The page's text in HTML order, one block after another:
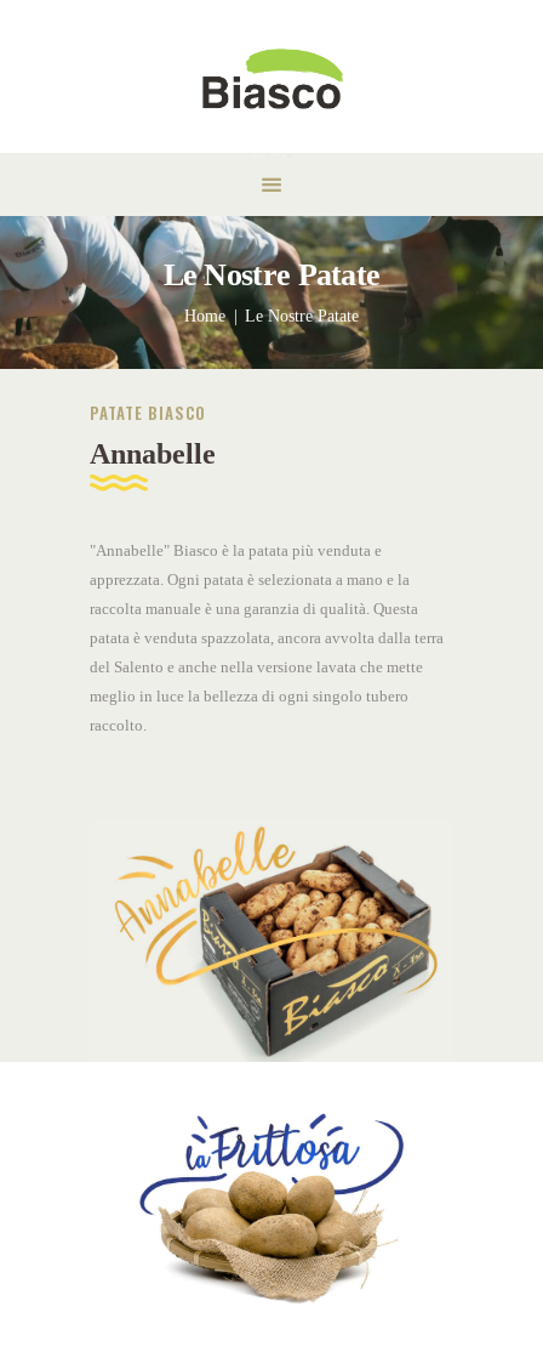
Le Nostre Patate
Home Le Nostre Patate
PATATE BIASCO
Annabelle
"Annabelle" Biasco è la patata più venduta e
apprezzata. Ogni patata è selezionata a mano e la
raccolta manuale è una garanzia di qualità. Questa
patata è venduta spazzolata, ancora avvolta dalla terra
del Salento e anche nella versione lavata che mette
meglio in luce la bellezza di ogni singolo tubero
raccolto.